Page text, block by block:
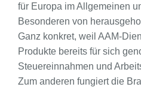
für Europa im Allgemeinen
Besonderen von
Ganz konkret, weil AAM-
Produkte bereits für sich
Steuereinnahmen und
Zum anderen fungiert die